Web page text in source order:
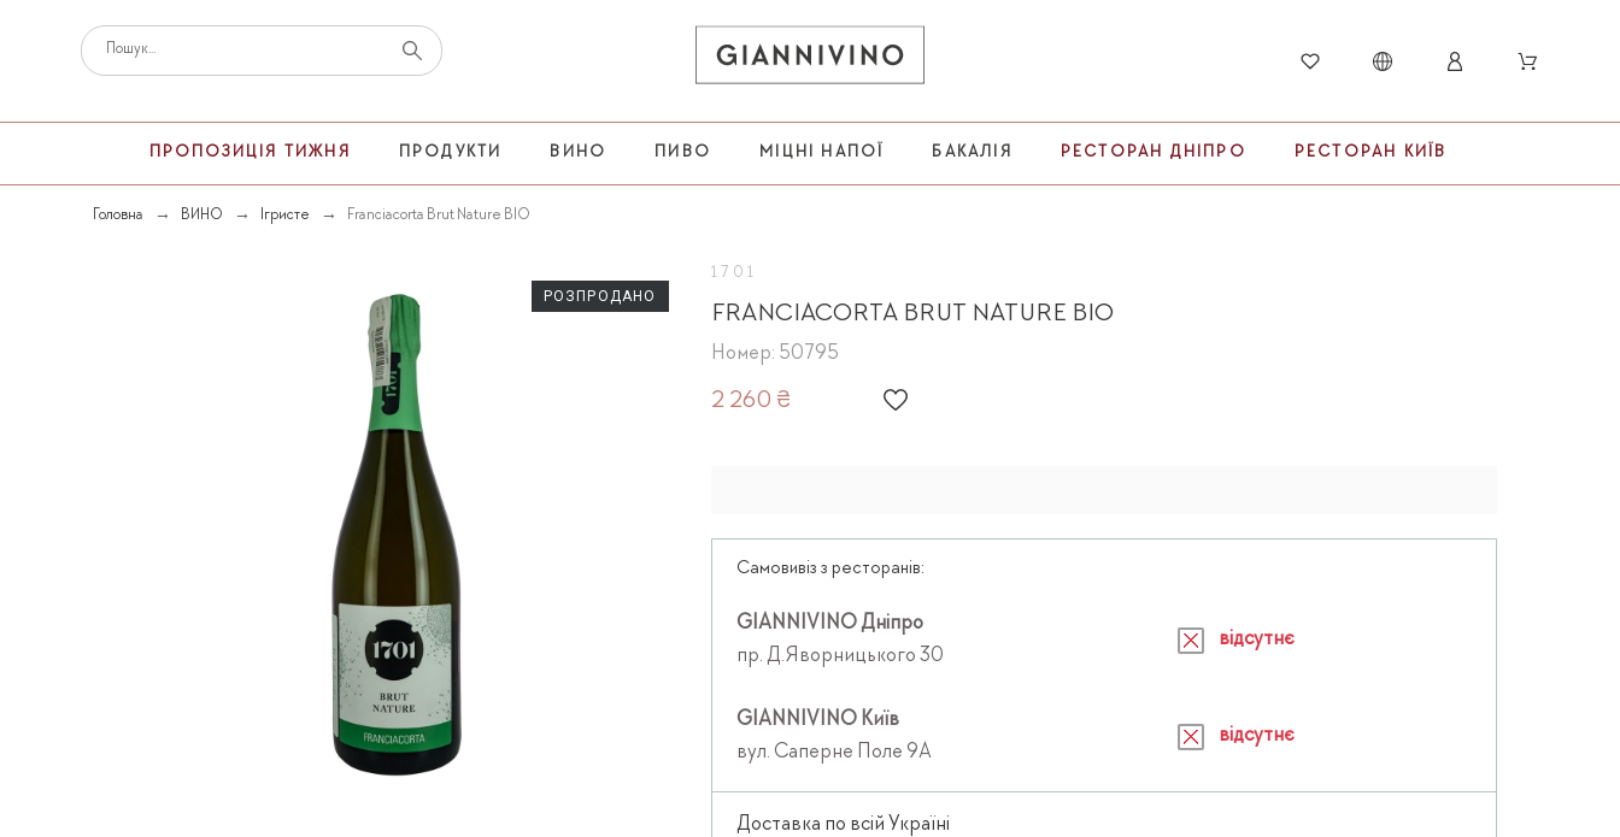
ПРОПОЗИЦІЯ ТИЖНЯ ПРОДУКТИ ВИНО ПИВО МІЦНІ НАПОЇ БАКАЛІЯ РЕСТОРАН ДНІПРО РЕСТОРАН КИЇВ
Головна ВИНО Ігристе Franciacorta Brut Nature BIO
РОЗПРОДАНО
1701
FRANCIACORTA BRUT NATURE BIO
Номер: 50795
2 260 ₴
Самовивіз з ресторанів:
GIANNIVINO Дніпро
пр. Д.Яворницького 30
відсутнє
GIANNIVINO Київ
вул. Саперне Поле 9А
відсутнє
Доставка по всій Україні